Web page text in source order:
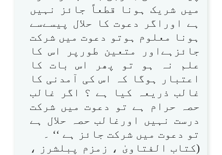
میں شریک ہونا قطعاً جائز نہیں
ہے اوراگر دعوت کا حلال پیسےسے
ہونا معلوم ہوتو دعوت میں شرکت
جائزہےاور متعین طورپر اس کا
علم نہ ہو تو پھر اس بات کا
اعتبار ہوگا کہ اس کی آمدنی کا
غالب ذریعہ کیا ہے ؟ اگر غالب
حصہ حرام ہے تو دعوت میں شرکت
درست نہیں اورغالب حصہ حلال ہے
تو دعوت میں شرکت جائز ہے ‘‘ ۔
(کتاب الفتاویٰ ، زمزم پبلشرز ،